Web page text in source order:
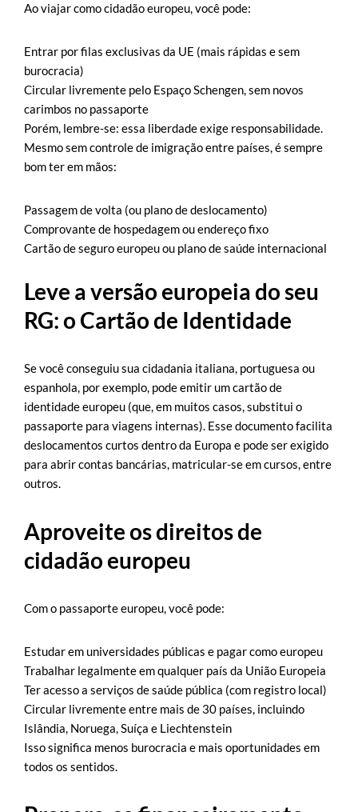
Ao viajar como cidadão europeu, você pode:
Entrar por filas exclusivas da UE (mais rápidas e sem
burocracia)
Circular livremente pelo Espaço Schengen, sem novos
carimbos no passaporte
Porém, lembre-se: essa liberdade exige responsabilidade.
Mesmo sem controle de imigração entre países, é sempre
bom ter em mãos:
Passagem de volta (ou plano de deslocamento)
Comprovante de hospedagem ou endereço fixo
Cartão de seguro europeu ou plano de saúde internacional
Leve a versão europeia do seu
RG: o Cartão de Identidade
Se você conseguiu sua cidadania italiana, portuguesa ou
espanhola, por exemplo, pode emitir um cartão de
identidade europeu (que, em muitos casos, substitui o
passaporte para viagens internas). Esse documento facilita
deslocamentos curtos dentro da Europa e pode ser exigido
para abrir contas bancárias, matricular-se em cursos, entre
outros.
Aproveite os direitos de
cidadão europeu
Com o passaporte europeu, você pode:
Estudar em universidades públicas e pagar como europeu
Trabalhar legalmente em qualquer país da União Europeia
Ter acesso a serviços de saúde pública (com registro local)
Circular livremente entre mais de 30 países, incluindo
Islândia, Noruega, Suíça e Liechtenstein
Isso significa menos burocracia e mais oportunidades em
todos os sentidos.